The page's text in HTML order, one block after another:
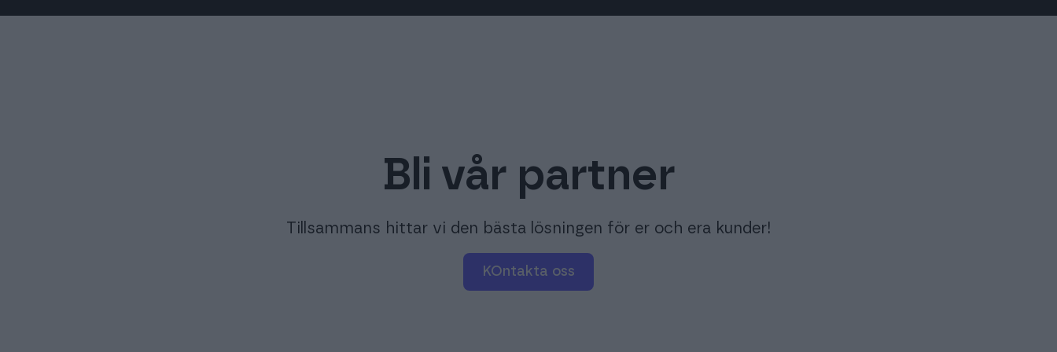
Bli vår partner
Tillsammans hittar vi den bästa lösningen för er och era kunder!
KOntakta oss